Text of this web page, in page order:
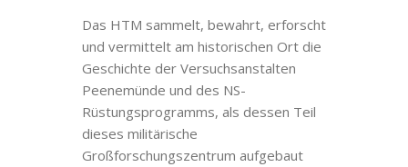
Das HTM sammelt, bewahrt, erforscht
und vermittelt am historischen Ort die
Geschichte der Versuchsanstalten
Peenemünde und des NS-
Rüstungsprogramms, als dessen Teil
dieses militärische
Großforschungszentrum aufgebaut